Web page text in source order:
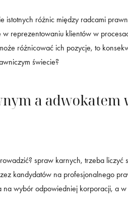
różnic między radcami
reprezentowaniu klientów w
różnicować ich pozycje, to
świecie?
a adwokatem
spraw karnych, trzeba
kandydatów na profesjonalnego
na wybór odpowiedniej korporacji, a